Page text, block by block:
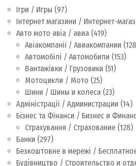
Ігри / Игры (97)
Інтернет магазини / Интернет-
Авто мото авіа / авиа (419)
Авіакомпанії / Авиакомпании
Автомобілі / Автомобили (153)
Вантажівки / Грузовики (51)
Мотоцикли / Мото (25)
Шини / Шины и колеса (23)
Адміністрації / Администрации (14)
Бізнес та Фінанси / Бизнес и
Страхування / Страхование (128)
Банки (297)
Безкоштовне в мережі /
Будівництво / Строительство и